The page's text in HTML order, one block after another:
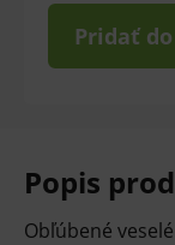
Pridať
Popis
Obľúbené